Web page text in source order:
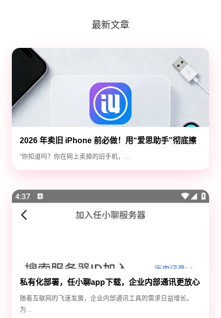
最新文章
2026 年卖旧 iPhone 前必做！用“爱思助手”彻底擦
除隐私，防止数据泄露
“你知道吗？你在网上卖掉的旧手机，...
私有化部署，任小聊app下载，企业内部通讯更放心
随着互联网的飞速发展，企业内部通讯工具的需求日益增长。
为...